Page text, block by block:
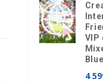
VIP
4